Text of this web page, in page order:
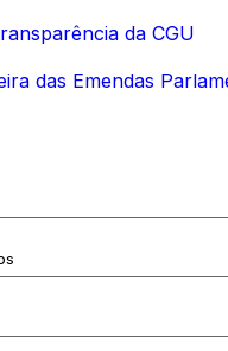
da CGU
das Emendas